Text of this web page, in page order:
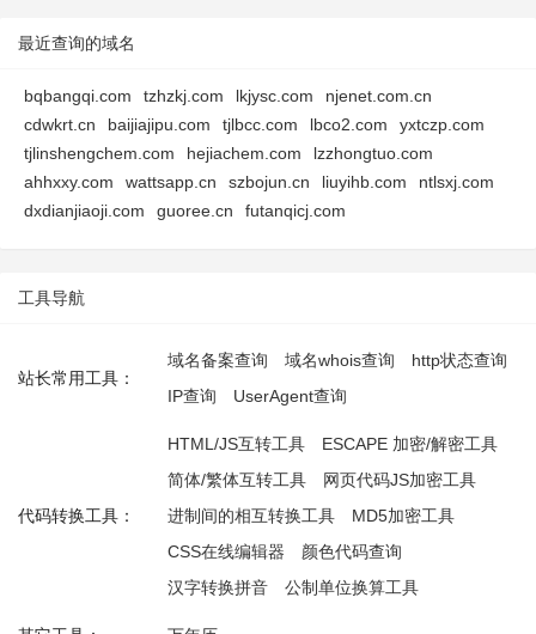
最近查询的域名
bqbangqi.com tzhzkj.com lkjysc.com
njenet.com.cn
cdwkrt.cn
baijiajipu.com tjlbcc.com lbco2.com
yxtczp.com
tjlinshengchem.com
hejiachem.com
lzzhongtuo.com
ahhxxy.com
wattsapp.cn szbojun.cn liuyihb.com
ntlsxj.com
dxdianjiaoji.com
guoree.cn futanqicj.com
工具导航
站长常用工具：
域名备案查询 域名whois查询
http状态查询
IP查询
UserAgent查询
代码转换工具：
HTML/JS互转工具
ESCAPE 加密/解密工具
简体/繁体互转工具
网页代码JS加密工具
进制间的相互转换工具
MD5加密工具
CSS在线编辑器
颜色代码查询
汉字转换拼音
公制单位换算工具